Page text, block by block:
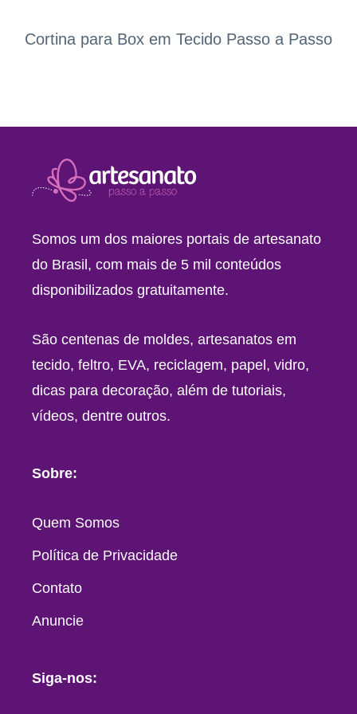
Cortina para Box em Tecido Passo a Passo
Somos um dos maiores portais de artesanato
do Brasil, com mais de 5 mil conteúdos
disponibilizados gratuitamente.
São centenas de moldes, artesanatos em
tecido, feltro, EVA, reciclagem, papel, vidro,
dicas para decoração, além de tutoriais,
vídeos, dentre outros.
Sobre:
Quem Somos
Política de Privacidade
Contato
Anuncie
Siga-nos: